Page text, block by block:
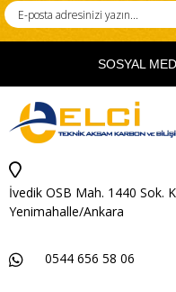
SOSYAL
İvedik OSB Mah. 1440 Sok.
Yenimahalle/Ankara
0544 656 58 06